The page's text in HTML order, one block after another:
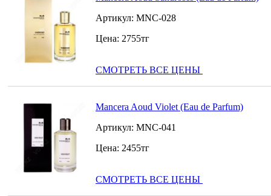
Артикул: MNC-028
Цена: 2755тг
СМОТРЕТЬ ВСЕ ЦЕНЫ
Mancera Aoud Violet (Eau de Parfum)
Артикул: MNC-041
Цена: 2455тг
СМОТРЕТЬ ВСЕ ЦЕНЫ